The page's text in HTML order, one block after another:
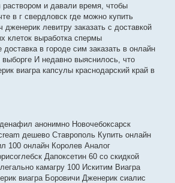
и давали время, чтобы
в г свердловск где можно купить
левитру заказать с доставкой
клеток выработка спермы
в городе сим заказать в онлайн
выборге И недавно выяснилось, что
виагра капсулы краснодарский край в
анонимно Новочебоксарск
дешево Ставрополь Купить онлайн
100 онлайн Королев Аналог
Дапоксетин 60 со скидкой
камагру 100 Искитим Виагра
виагра Боровичи Дженерик сиалис